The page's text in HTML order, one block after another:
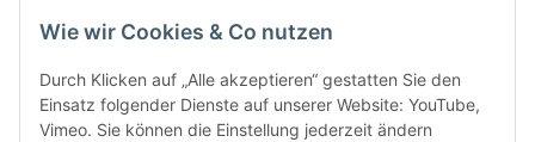
Wie wir Cookies & Co nutzen
Durch Klicken auf „Alle akzeptieren“ gestatten Sie den
Einsatz folgender Dienste auf unserer Website: YouTube,
Vimeo. Sie können die Einstellung jederzeit ändern